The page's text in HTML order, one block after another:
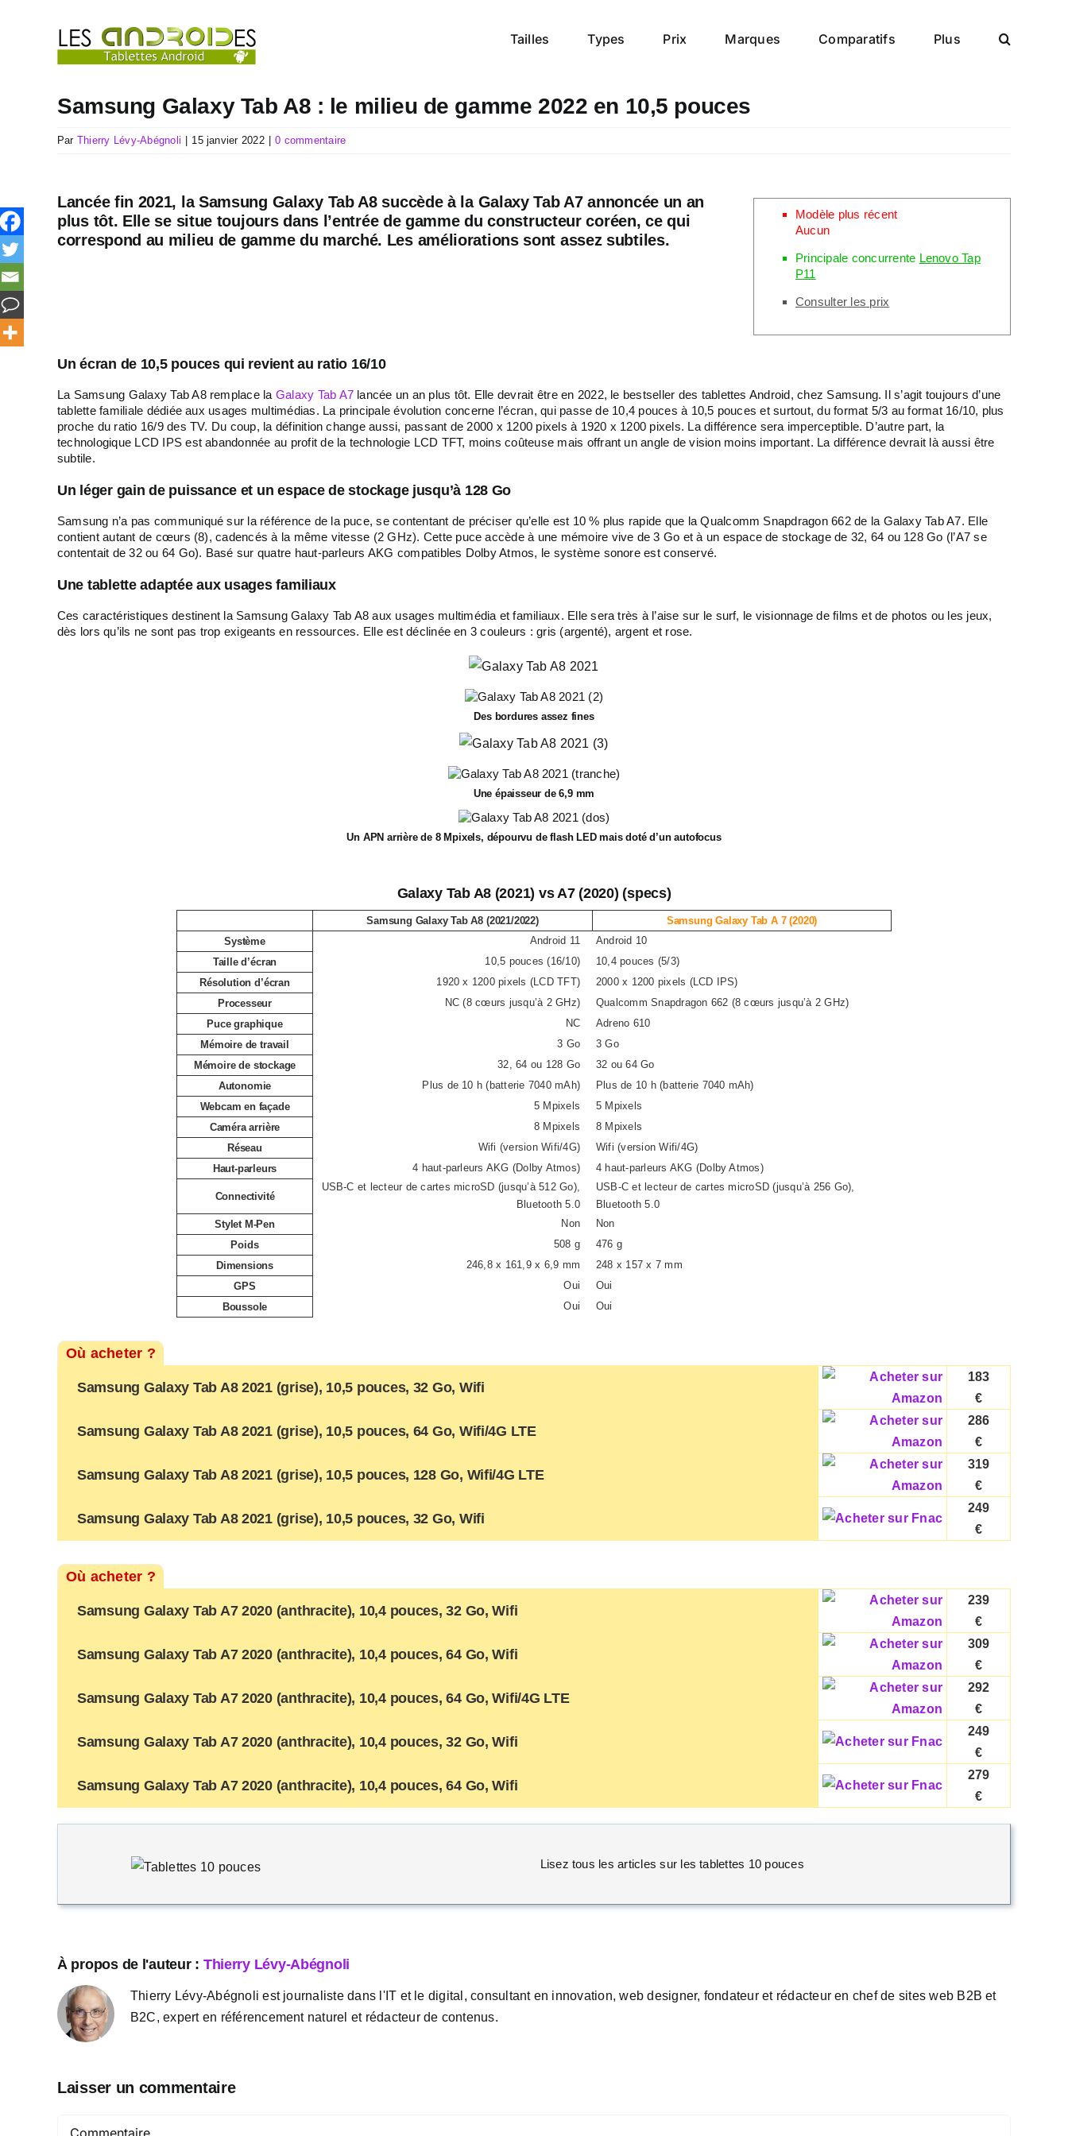
Tailles Types Prix Marques Comparatifs Plus
Samsung Galaxy Tab A8 : le milieu de gamme 2022 en 10,5 pouces
Par Thierry Lévy-Abégnoli 15 janvier 2022 0 commentaire
Lancée fin 2021, la Samsung Galaxy Tab A8 succède à la Galaxy Tab A7 annoncée un an
plus tôt. Elle se situe toujours dans l’entrée de gamme du constructeur coréen, ce qui
correspond au milieu de gamme du marché. Les améliorations sont assez subtiles.
Modèle plus récent
Aucun
Principale concurrente Lenovo Tap
P11
Consulter les prix
Un écran de 10,5 pouces qui revient au ratio 16/10
La Samsung Galaxy Tab A8 remplace la Galaxy Tab A7 lancée un an plus tôt. Elle devrait être en 2022, le bestseller des tablettes Android, chez Samsung. Il s’agit toujours d’une
tablette familiale dédiée aux usages multimédias. La principale évolution concerne l’écran, qui passe de 10,4 pouces à 10,5 pouces et surtout, du format 5/3 au format 16/10, plus
proche du ratio 16/9 des TV. Du coup, la définition change aussi, passant de 2000 x 1200 pixels à 1920 x 1200 pixels. La différence sera imperceptible. D’autre part, la
technologique LCD IPS est abandonnée au profit de la technologie LCD TFT, moins coûteuse mais offrant un angle de vision moins important. La différence devrait là aussi être
subtile.
Un léger gain de puissance et un espace de stockage jusqu’à 128 Go
Samsung n’a pas communiqué sur la référence de la puce, se contentant de préciser qu’elle est 10 % plus rapide que la Qualcomm Snapdragon 662 de la Galaxy Tab A7. Elle
contient autant de cœurs (8), cadencés à la même vitesse (2 GHz). Cette puce accède à une mémoire vive de 3 Go et à un espace de stockage de 32, 64 ou 128 Go (l’A7 se
contentait de 32 ou 64 Go). Basé sur quatre haut-parleurs AKG compatibles Dolby Atmos, le système sonore est conservé.
Une tablette adaptée aux usages familiaux
Ces caractéristiques destinent la Samsung Galaxy Tab A8 aux usages multimédia et familiaux. Elle sera très à l’aise sur le surf, le visionnage de films et de photos ou les jeux,
dès lors qu’ils ne sont pas trop exigeants en ressources. Elle est déclinée en 3 couleurs : gris (argenté), argent et rose.
Des bordures assez fines
Une épaisseur de 6,9 mm
Un APN arrière de 8 Mpixels, dépourvu de flash LED mais doté d’un autofocus
Galaxy Tab A8 (2021) vs A7 (2020) (specs)
Samsung Galaxy Tab A8 (2021/2022)
Samsung Galaxy Tab A 7 (2020)
Système
Android 11
Android 10
Taille d’écran
10,5 pouces (16/10)
10,4 pouces (5/3)
Résolution d’écran
1920 x 1200 pixels (LCD TFT)
2000 x 1200 pixels (LCD IPS)
Processeur
NC (8 cœurs jusqu’à 2 GHz)
Qualcomm Snapdragon 662 (8 cœurs jusqu’à 2 GHz)
Puce graphique
NC
Adreno 610
Mémoire de travail
3 Go
3 Go
Mémoire de stockage
32, 64 ou 128 Go
32 ou 64 Go
Autonomie
Plus de 10 h (batterie 7040 mAh)
Plus de 10 h (batterie 7040 mAh)
Webcam en façade
5 Mpixels
5 Mpixels
Caméra arrière
8 Mpixels
8 Mpixels
Réseau
Wifi (version Wifi/4G)
Wifi (version Wifi/4G)
Haut-parleurs
4 haut-parleurs AKG (Dolby Atmos) 4 haut-parleurs AKG (Dolby Atmos)
Connectivité
USB-C et lecteur de cartes microSD (jusqu’à 512 Go),
Bluetooth 5.0
USB-C et lecteur de cartes microSD (jusqu’à 256 Go),
Bluetooth 5.0
Stylet M-Pen
Non
Non
Poids
508 g
476 g
Dimensions
246,8 x 161,9 x 6,9 mm
248 x 157 x 7 mm
GPS
Oui
Oui
Boussole
Oui Oui
Où acheter ?
Samsung Galaxy Tab A8 2021 (grise), 10,5 pouces, 32 Go, Wifi
183
€
Samsung Galaxy Tab A8 2021 (grise), 10,5 pouces, 64 Go, Wifi/4G LTE
286
€
Samsung Galaxy Tab A8 2021 (grise), 10,5 pouces, 128 Go, Wifi/4G LTE
319
€
Samsung Galaxy Tab A8 2021 (grise), 10,5 pouces, 32 Go, Wifi
249
€
Où acheter ?
Samsung Galaxy Tab A7 2020 (anthracite), 10,4 pouces, 32 Go, Wifi
239
€
Samsung Galaxy Tab A7 2020 (anthracite), 10,4 pouces, 64 Go, Wifi
309
€
Samsung Galaxy Tab A7 2020 (anthracite), 10,4 pouces, 64 Go, Wifi/4G LTE
292
€
Samsung Galaxy Tab A7 2020 (anthracite), 10,4 pouces, 32 Go, Wifi
249
€
Samsung Galaxy Tab A7 2020 (anthracite), 10,4 pouces, 64 Go, Wifi
279
€
Lisez tous les articles sur les tablettes 10 pouces
À propos de l'auteur : Thierry Lévy-Abégnoli
Thierry Lévy-Abégnoli est journaliste dans l'IT et le digital, consultant en innovation, web designer, fondateur et rédacteur en chef de sites web B2B et
B2C, expert en référencement naturel et rédacteur de contenus.
Laisser un commentaire